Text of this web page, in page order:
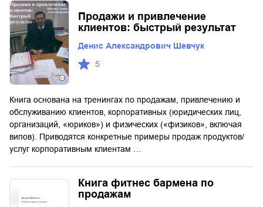
Продажи и привлечение
клиентов: быстрый результат
Денис Александрович Шевчук
5
Книга основана на тренингах по продажам, привлечению и
обслуживанию клиентов, корпоративных (юридических лиц,
организаций, «юриков») и физических («физиков», включая
випов). Приводятся конкретные примеры продаж продуктов/
услуг корпоративным клиентам …
Книга фитнес бармена по
продажам